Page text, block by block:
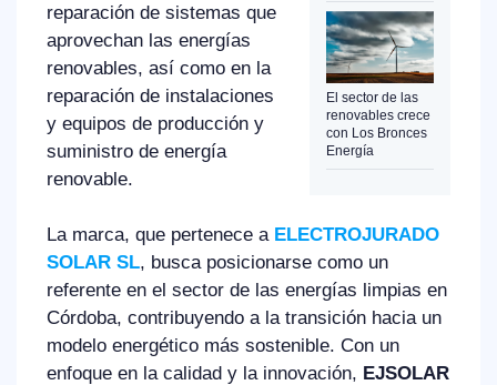
El sector de las
renovables crece
con Los Bronces
Energía
reparación de sistemas que
aprovechan las energías
renovables, así como en la
reparación de instalaciones
y equipos de producción y
suministro de energía
renovable.
La marca, que pertenece a ELECTROJURADO
SOLAR SL, busca posicionarse como un
referente en el sector de las energías limpias en
Córdoba, contribuyendo a la transición hacia un
modelo energético más sostenible. Con un
enfoque en la calidad y la innovación, EJSOLAR